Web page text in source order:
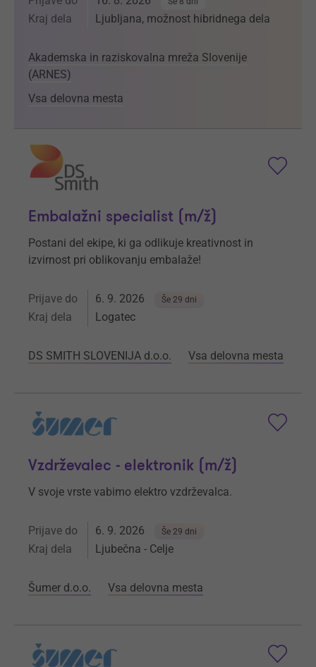
Kraj dela Ljubljana, možnost hibridnega dela
Akademska in raziskovalna mreža Slovenije
(ARNES)
Vsa delovna mesta
Embalažni specialist (m/ž)
Postani del ekipe, ki ga odlikuje kreativnost in
izvirnost pri oblikovanju embalaže!
Prijave do 6. 9. 2026 Še 29 dni
Kraj dela Logatec
DS SMITH SLOVENIJA d.o.o. Vsa delovna mesta
Vzdrževalec - elektronik (m/ž)
V svoje vrste vabimo elektro vzdrževalca.
Prijave do 6. 9. 2026 Še 29 dni
Kraj dela Ljubečna - Celje
Šumer d.o.o. Vsa delovna mesta